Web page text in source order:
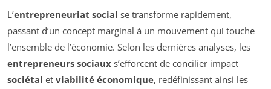
L’entrepreneuriat social se transforme rapidement,
passant d’un concept marginal à un mouvement qui touche
l’ensemble de l’économie. Selon les dernières analyses, les
entrepreneurs sociaux s’efforcent de concilier impact
sociétal et viabilité économique, redéfinissant ainsi les